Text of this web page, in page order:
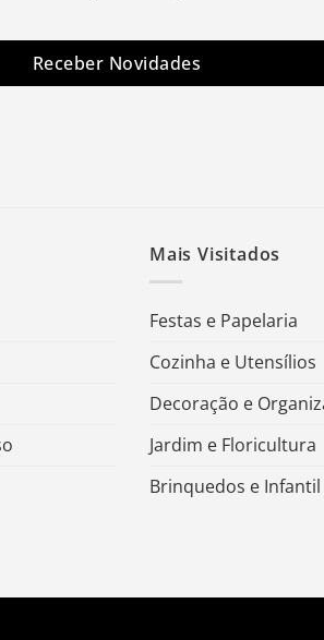
Receber Novidades
Mais Visitados
Festas e Papelaria
Cozinha e Utensílios
Decoração e
Jardim e Floricultura
Brinquedos e Infantil